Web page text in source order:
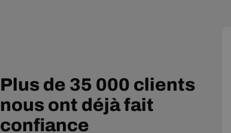
Plus de 35 000 clients
nous ont déjà fait
confiance